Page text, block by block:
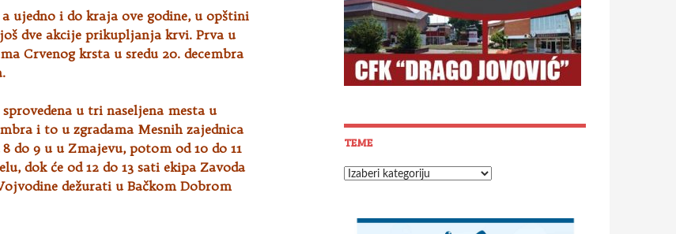
ujedno i do kraja ove godine, u opštini
dve akcije prikupljanja krvi. Prva u
Crvenog krsta u sredu 20. decembra
u tri naseljena mesta u
i to u zgradama Mesnih zajednica
do 9 u u Zmajevu, potom od 10 do 11
dok će od 12 do 13 sati ekipa Zavoda
dežurati u Bačkom Dobrom
TEME
Teme